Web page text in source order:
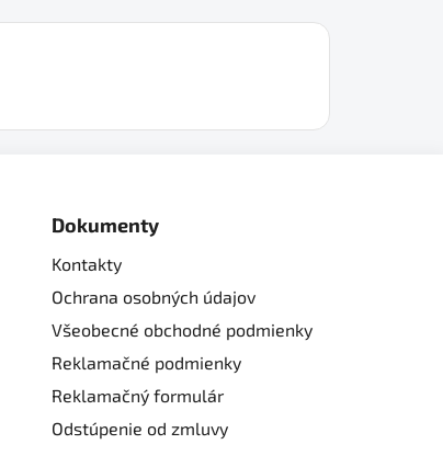
Dokumenty
Kontakty
Ochrana osobných údajov
Všeobecné obchodné podmienky
Reklamačné podmienky
Reklamačný formulár
Odstúpenie od zmluvy